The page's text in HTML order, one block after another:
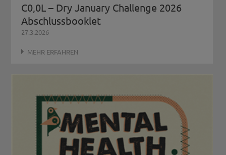
C0,0L – Dry January Challenge 2026
Abschlussbooklet
27.3.2026
MEHR ERFAHREN